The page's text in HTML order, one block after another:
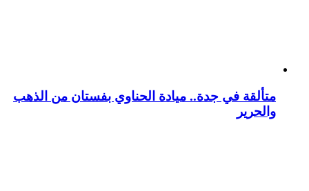
متألقة في جدة.. ميادة الحناوي بفستان من الذهب
والحرير